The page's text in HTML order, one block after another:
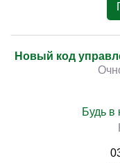
Новый код
Будь в